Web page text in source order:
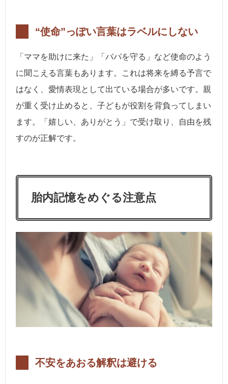
“使命”っぽい言葉はラベルにしない
「ママを助けに来た」「パパを守る」など使命のよう
に聞こえる言葉もあります。これは将来を縛る予言で
はなく、愛情表現として出ている場合が多いです。親
が重く受け止めると、子どもが役割を背負ってしまい
ます。「嬉しい、ありがとう」で受け取り、自由を残
すのが正解です。
胎内記憶をめぐる注意点
不安をあおる解釈は避ける